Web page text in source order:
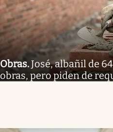
Obras.José, albañil de
obras, pero piden de